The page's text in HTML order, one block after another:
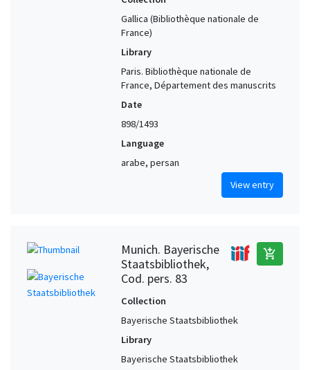
Gallica (Bibliothèque nationale de
France)
Library
Paris. Bibliothèque nationale de
France, Département des manuscrits
Date
898/1493
Language
arabe, persan
View entry
Munich. Bayerische
Staatsbibliothek,
Cod. pers. 83
add_shopping_cart
Collection
Bayerische Staatsbibliothek
Library
Bayerische Staatsbibliothek